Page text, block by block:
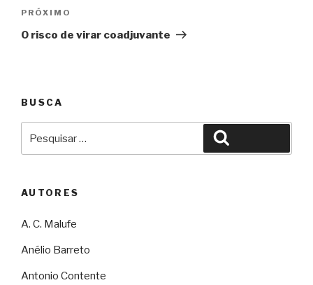
Próximo
PRÓXIMO
O risco de virar coadjuvante
BUSCA
por:
AUTORES
A. C. Malufe
Anélio Barreto
Antonio Contente